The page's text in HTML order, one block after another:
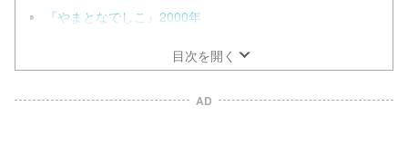
『やまとなでしこ』2000年
目次を開く
AD